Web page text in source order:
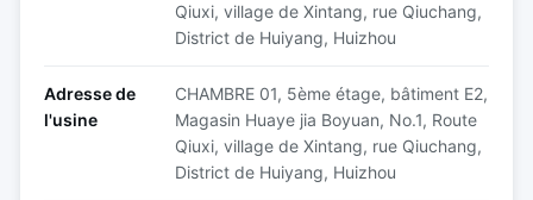
Qiuxi, village de Xintang, rue Qiuchang,
District de Huiyang, Huizhou
Adresse de
l'usine
CHAMBRE 01, 5ème étage, bâtiment E2,
Magasin Huaye jia Boyuan, No.1, Route
Qiuxi, village de Xintang, rue Qiuchang,
District de Huiyang, Huizhou